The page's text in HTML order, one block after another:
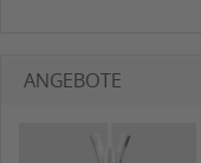
ANGEBOTE